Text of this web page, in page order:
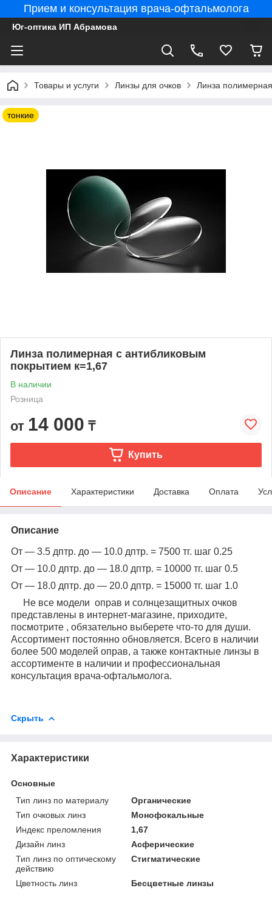
Прием и консультация врача-офтальмолога
Юг-оптика ИП Абрамова
Товары и услуги Линзы для очков Линза
тонкие
Линза полимерная с антибликовым
покрытием к=1,67
В наличии
Розница
от 14 000 ₸
Купить
Описание Характеристики Доставка Оплата
Описание
От ― 3.5 дптр. до ― 10.0 дптр. = 7500 тг. шаг 0.25
От ― 10.0 дптр. до ― 18.0 дптр. = 10000 тг. шаг 0.5
От ― 18.0 дптр. до ― 20.0 дптр. = 15000 тг. шаг 1.0
Не все модели оправ и солнцезащитных очков
представлены в интернет-магазине, приходите,
посмотрите , обязательно выберете что-то для души.
Ассортимент постоянно обновляется. Всего в наличии
более 500 моделей оправ, а также контактные линзы в
ассортименте в наличии и профессиональная
консультация врача-офтальмолога.
Скрыть
Характеристики
Основные
Тип линз по материалу
Органические
Тип очковых линз
Монофокальные
Индекс преломления
1,67
Дизайн линз
Асферические
Тип линз по оптическому
действию
Стигматические
Цветность линз Бесцветные линзы